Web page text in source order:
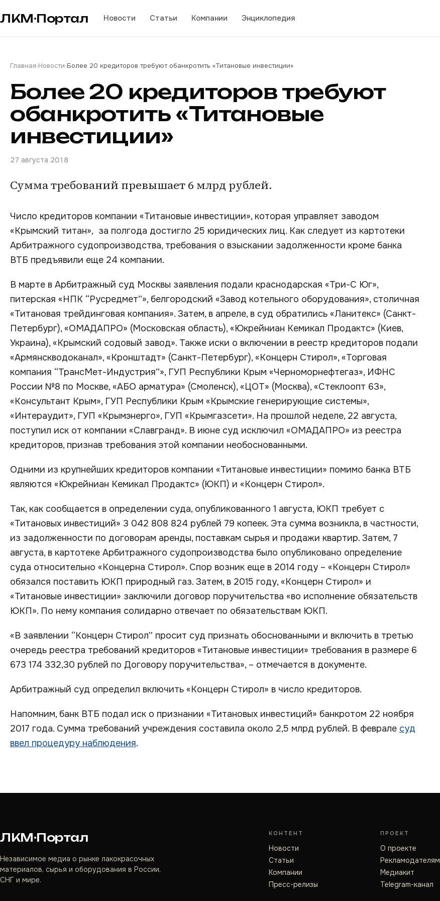
ЛКМ·Портал Новости Статьи Компании Энциклопедия
Главная›Новости›Более 20 кредиторов требуют обанкротить «Титановые инвестиции»
Более 20 кредиторов требуют
обанкротить «Титановые
инвестиции»
27 августа 2018
Сумма требований превышает 6 млрд рублей.
Число кредиторов компании «Титановые инвестиции», которая управляет заводом
«Крымский титан», за полгода достигло 25 юридических лиц. Как следует из картотеки
Арбитражного судопроизводства, требования о взыскании задолженности кроме банка
ВТБ предъявили еще 24 компании.
В марте в Арбитражный суд Москвы заявления подали краснодарская «Три-С Юг»,
питерская «НПК “Русредмет”», белгородский «Завод котельного оборудования», столичная
«Титановая трейдинговая компания». Затем, в апреле, в суд обратились «Ланитекс» (Санкт-
Петербург), «ОМАДАПРО» (Московская область), «Юкрейниан Кемикал Продактс» (Киев,
Украина), «Крымский содовый завод». Также иски о включении в реестр кредиторов подали
«Армянскводоканал», «Кронштадт» (Санкт-Петербург), «Концерн Стирол», «Торговая
компания “ТрансМет-Индустрия”», ГУП Республики Крым «Черноморнефтегаз», ИФНС
России №8 по Москве, «АБО арматура» (Смоленск), «ЦОТ» (Москва), «Стеклоопт 63»,
«Консультант Крым», ГУП Республики Крым «Крымские генерирующие системы»,
«Интераудит», ГУП «Крымэнерго», ГУП «Крымгазсети». На прошлой неделе, 22 августа,
поступил иск от компании «Славгранд». В июне суд исключил «ОМАДАПРО» из реестра
кредиторов, признав требования этой компании необоснованными.
Одними из крупнейших кредиторов компании «Титановые инвестиции» помимо банка ВТБ
являются «Юкрейниан Кемикал Продактс» (ЮКП) и «Концерн Стирол».
Так, как сообщается в определении суда, опубликованного 1 августа, ЮКП требует с
«Титановых инвестиций» 3 042 808 824 рублей 79 копеек. Эта сумма возникла, в частности,
из задолженности по договорам аренды, поставкам сырья и продажи квартир. Затем, 7
августа, в картотеке Арбитражного судопроизводства было опубликовано определение
суда относительно «Концерна Стирол». Спор возник еще в 2014 году – «Концерн Стирол»
обязался поставить ЮКП природный газ. Затем, в 2015 году, «Концерн Стирол» и
«Титановые инвестиции» заключили договор поручительства «во исполнение обязательств
ЮКП». По нему компания солидарно отвечает по обязательствам ЮКП.
«В заявлении “Концерн Стирол” просит суд признать обоснованными и включить в третью
очередь реестра требований кредиторов «Титановые инвестиции» требования в размере 6
673 174 332,30 рублей по Договору поручительства», – отмечается в документе.
Арбитражный суд определил включить «Концерн Стирол» в число кредиторов.
Напомним, банк ВТБ подал иск о признании «Титановых инвестиций» банкротом 22 ноября
2017 года. Сумма требований учреждения составила около 2,5 млрд рублей. В феврале суд
ввел процедуру наблюдения.
ЛКМ·Портал
Независимое медиа о рынке лакокрасочных
материалов, сырья и оборудования в России,
СНГ и мире.
КОНТЕНТ
Новости
Статьи
Компании
Пресс-релизы
ПРОЕКТ
О проекте
Рекламодателям
Медиакит
Telegram-канал